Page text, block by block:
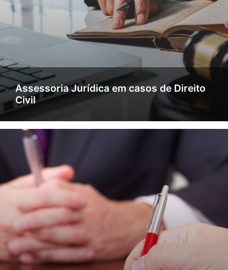
Assessoria Jurídica em casos de Direito
Civil